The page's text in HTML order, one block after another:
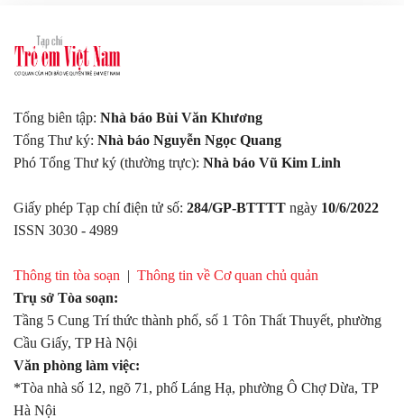
Tổng biên tập: Nhà báo Bùi Văn Khương
Tổng Thư ký: Nhà báo Nguyễn Ngọc Quang
Phó Tổng Thư ký (thường trực): Nhà báo Vũ Kim Linh
Giấy phép Tạp chí điện tử số: 284/GP-BTTTT ngày 10/6/2022
ISSN 3030 - 4989
Thông tin tòa soạn | Thông tin về Cơ quan chủ quản
Trụ sở Tòa soạn:
Tầng 5 Cung Trí thức thành phố, số 1 Tôn Thất Thuyết, phường
Cầu Giấy, TP Hà Nội
Văn phòng làm việc:
*Tòa nhà số 12, ngõ 71, phố Láng Hạ, phường Ô Chợ Dừa, TP
Hà Nội